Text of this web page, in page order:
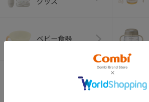
ベビー食器
おはし・スプー